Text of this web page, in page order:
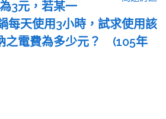
3元，若某一
每天使用3小時，試求使用該
之電費為多少元？ (105年